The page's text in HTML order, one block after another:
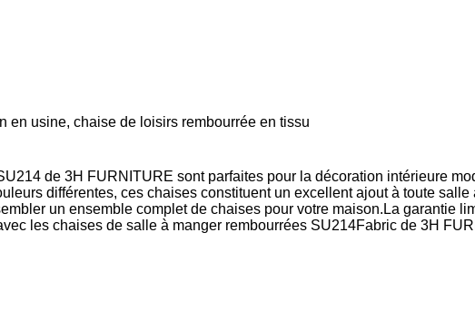
en usine, chaise de loisirs rembourrée en tissu
de 3H FURNITURE sont parfaites pour la décoration intérieure
différentes, ces chaises constituent un excellent ajout à toute
un ensemble complet de chaises pour votre maison.La garantie
les chaises de salle à manger rembourrées SU214Fabric de 3H